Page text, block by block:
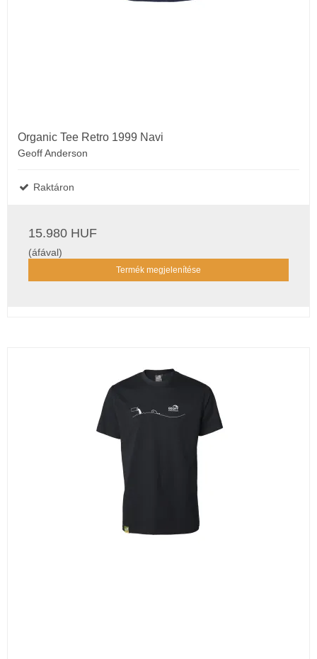
Organic Tee Retro 1999 Navi
Geoff Anderson
Raktáron
15.980 HUF
(áfával)
Termék megjelenítése